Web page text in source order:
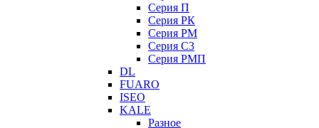
Серия П
Серия РК
Серия РМ
Серия С3
Серия РМП
DL
FUARO
ISEO
KALE
Разное